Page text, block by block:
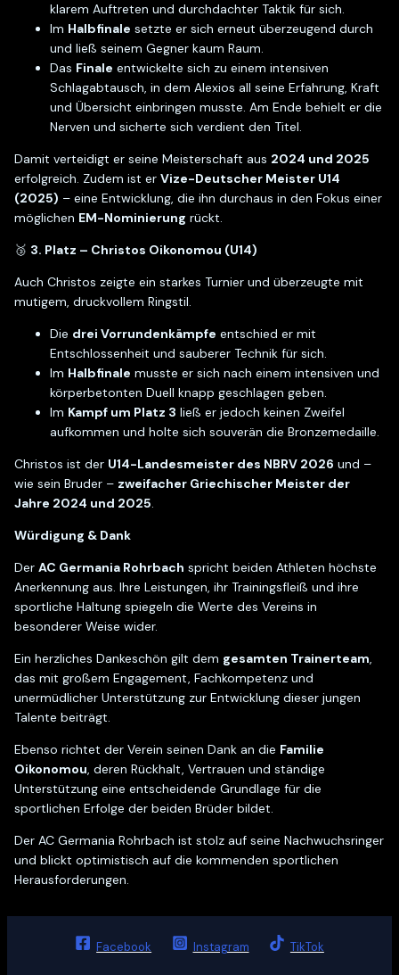
klarem Auftreten und durchdachter Taktik für sich.
Im Halbfinale setzte er sich erneut überzeugend durch
und ließ seinem Gegner kaum Raum.
Das Finale entwickelte sich zu einem intensiven
Schlagabtausch, in dem Alexios all seine Erfahrung, Kraft
und Übersicht einbringen musste. Am Ende behielt er die
Nerven und sicherte sich verdient den Titel.
Damit verteidigt er seine Meisterschaft aus 2024 und 2025
erfolgreich. Zudem ist er Vize-Deutscher Meister U14
(2025) – eine Entwicklung, die ihn durchaus in den Fokus einer
möglichen EM-Nominierung rückt.
🥉 3. Platz – Christos Oikonomou (U14)
Auch Christos zeigte ein starkes Turnier und überzeugte mit
mutigem, druckvollem Ringstil.
Die drei Vorrundenkämpfe entschied er mit
Entschlossenheit und sauberer Technik für sich.
Im Halbfinale musste er sich nach einem intensiven und
körperbetonten Duell knapp geschlagen geben.
Im Kampf um Platz 3 ließ er jedoch keinen Zweifel
aufkommen und holte sich souverän die Bronzemedaille.
Christos ist der U14-Landesmeister des NBRV 2026 und –
wie sein Bruder – zweifacher Griechischer Meister der
Jahre 2024 und 2025.
Würdigung & Dank
Der AC Germania Rohrbach spricht beiden Athleten höchste
Anerkennung aus. Ihre Leistungen, ihr Trainingsfleiß und ihre
sportliche Haltung spiegeln die Werte des Vereins in
besonderer Weise wider.
Ein herzliches Dankeschön gilt dem gesamten Trainerteam,
das mit großem Engagement, Fachkompetenz und
unermüdlicher Unterstützung zur Entwicklung dieser jungen
Talente beiträgt.
Ebenso richtet der Verein seinen Dank an die Familie
Oikonomou, deren Rückhalt, Vertrauen und ständige
Unterstützung eine entscheidende Grundlage für die
sportlichen Erfolge der beiden Brüder bildet.
Der AC Germania Rohrbach ist stolz auf seine Nachwuchsringer
und blickt optimistisch auf die kommenden sportlichen
Herausforderungen.
Facebook Instagram TikTok